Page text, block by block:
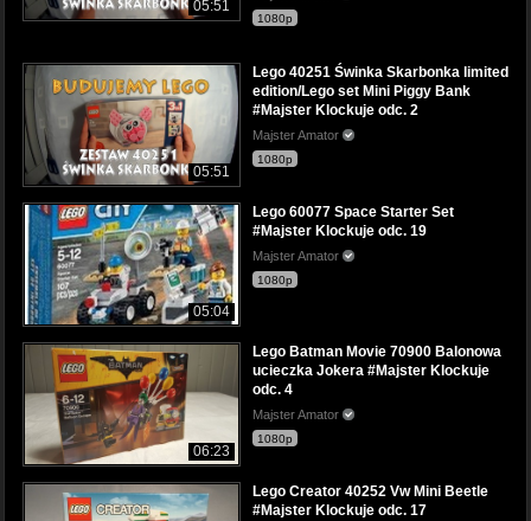
05:51
1080p
05:51
Lego 40251 Świnka Skarbonka limited
edition/Lego set Mini Piggy Bank
#Majster Klockuje odc. 2
Majster Amator
1080p
05:04
Lego 60077 Space Starter Set
#Majster Klockuje odc. 19
Majster Amator
1080p
06:23
Lego Batman Movie 70900 Balonowa
ucieczka Jokera #Majster Klockuje
odc. 4
Majster Amator
1080p
Lego Creator 40252 Vw Mini Beetle
#Majster Klockuje odc. 17